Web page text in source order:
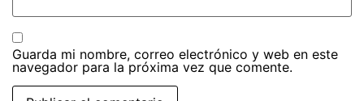
Guarda mi nombre, correo electrónico y web en este
navegador para la próxima vez que comente.